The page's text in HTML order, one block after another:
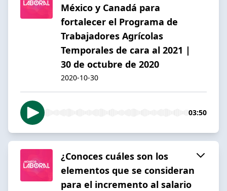
México y Canadá para
fortalecer el Programa de
Trabajadores Agrícolas
Temporales de cara al 2021 |
30 de octubre de 2020
2020-10-30
03:50
¿Conoces cuáles son los
elementos que se consideran
para el incremento al salario